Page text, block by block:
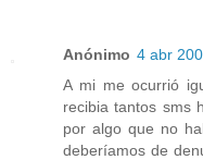
Anónimo 4 abr
A mi me ocurrió
recibia tantos sms
por algo que no
deberíamos de